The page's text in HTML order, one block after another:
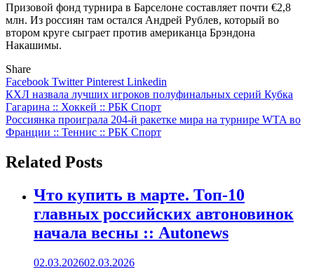
Призовой фонд турнира в Барселоне составляет почти €2,8
млн. Из россиян там остался Андрей Рублев, который во
втором круге сыграет против американца Брэндона
Накашимы.
Share
Facebook TwitterPinterest Linkedin
Навигация
по
записям
КХЛ назвала лучших игроков полуфинальных серий Кубка
Гагарина :: Хоккей :: РБК Спорт
Россиянка проиграла 204-й ракетке мира на турнире WTA во
Франции :: Теннис :: РБК Спорт
Related Posts
Что купить в марте. Топ-10
главных российских автоновинок
начала весны :: Autonews
02.03.202602.03.2026